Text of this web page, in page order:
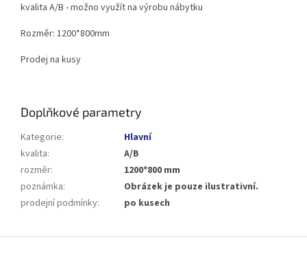
kvalita A/B - možno využít na výrobu nábytku
Rozměr: 1200*800mm
Prodej na kusy
Doplňkové parametry
Kategorie:
Hlavní
kvalita:
A/B
rozměr:
1200*800 mm
poznámka:
Obrázek je pouze ilustrativní.
prodejní podmínky: po kusech